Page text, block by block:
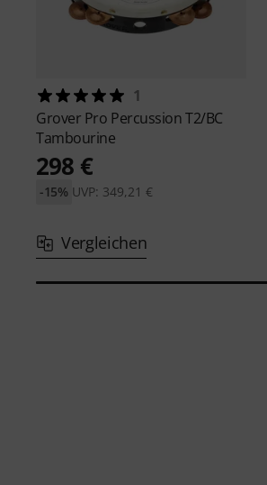
1
Grover Pro PercussionT2/BC
Tambourine
298 €
UVP: 349,21 €
-15%
Vergleichen